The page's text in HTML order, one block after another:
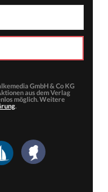
GmbH & Co KG
aus dem Verlag
möglich. Weitere
.